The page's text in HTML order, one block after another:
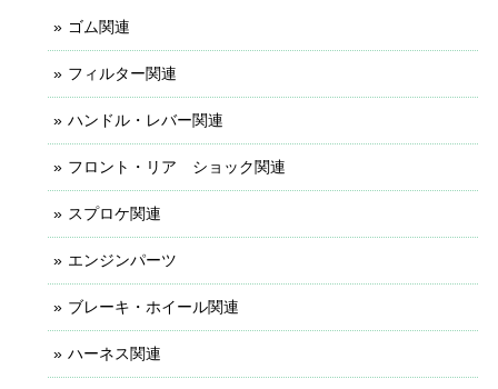
ゴム関連
フィルター関連
ハンドル・レバー関連
フロント・リア ショック関連
スプロケ関連
エンジンパーツ
ブレーキ・ホイール関連
ハーネス関連